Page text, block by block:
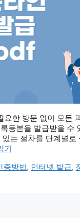
한 방문 없이 모든
등본을 발급받을 수
는 절차를 단계별
기
증방법, 인터넷 발급,